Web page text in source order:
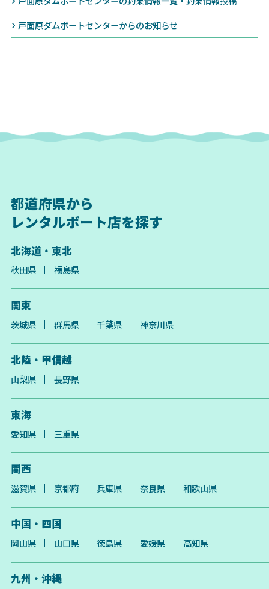
戸面原ダムボートセンターからのお知らせ
都道府県から
レンタルボート店を探す
北海道・東北
秋田県 福島県
関東
茨城県 群馬県 千葉県 神奈川県
北陸・甲信越
山梨県 長野県
東海
愛知県 三重県
関西
滋賀県 京都府 兵庫県 奈良県 和歌山県
中国・四国
岡山県 山口県 徳島県 愛媛県 高知県
九州・沖縄